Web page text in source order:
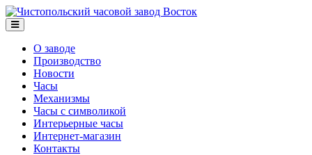
О заводе
Производство
Новости
Часы
Механизмы
Часы с символикой
Интерьерные часы
Интернет-магазин
Контакты